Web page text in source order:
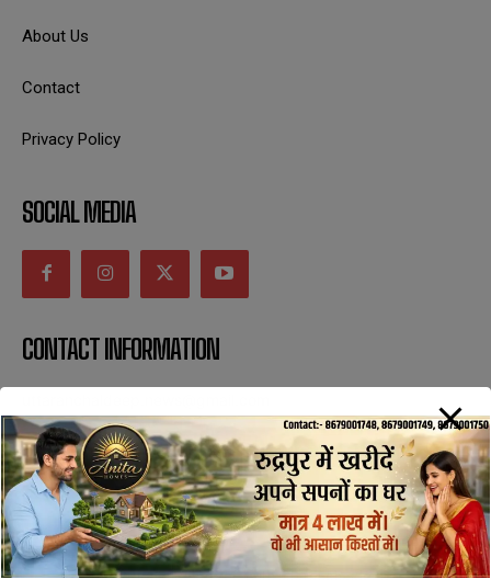
About Us
Contact
Privacy Policy
SOCIAL MEDIA
CONTACT INFORMATION
SUBSCRIBE NOW
All Rights Reserved with uttaranchaldeep